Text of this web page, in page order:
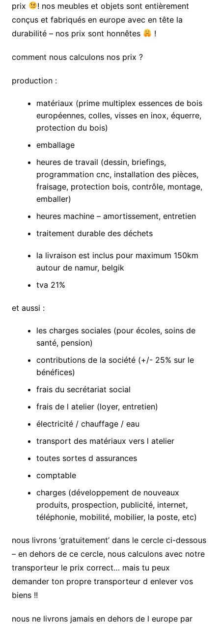
prix
! nos meubles et objets sont entièrement
conçus et fabriqués en europe avec en tête la
durabilité – nos prix sont honnêtes
!
comment nous calculons nos prix ?
production :
matériaux (prime multiplex essences de bois
européennes, colles, visses en inox, équerre,
protection du bois)
emballage
heures de travail (dessin, briefings,
programmation cnc, installation des pièces,
fraisage, protection bois, contrôle, montage,
emballer)
heures machine – amortissement, entretien
traitement durable des déchets
la livraison est inclus pour maximum 150km
autour de namur, belgik
tva 21%
et aussi :
les charges sociales (pour écoles, soins de
santé, pension)
contributions de la société (+/- 25% sur le
bénéfices)
frais du secrétariat social
frais de l atelier (loyer, entretien)
électricité / chauffage / eau
transport des matériaux vers l atelier
toutes sortes d assurances
comptable
charges (développement de nouveaux
produits, prospection, publicité, internet,
téléphonie, mobilité, mobilier, la poste, etc)
nous livrons ‘gratuitement’ dans le cercle ci-dessous
– en dehors de ce cercle, nous calculons avec notre
transporteur le prix correct… mais tu peux
demander ton propre transporteur d enlever vos
biens !!
nous ne livrons jamais en dehors de l europe par